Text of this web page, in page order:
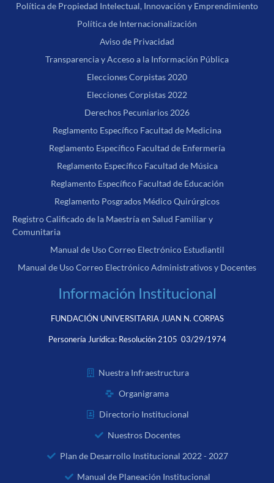
Política de Propiedad Intelectual, Innovación y Emprendimiento
Política de Internacionalización
Aviso de Privacidad
Transparencia y Acceso a la Información Pública
Elecciones Corpistas 2020
Elecciones Corpistas 2022
Derechos Pecuniarios 2026
Reglamento Específico Facultad de Medicina
Reglamento Específico Facultad de Enfermería
Reglamento Específico Facultad de Música
Reglamento Específico Facultad de Educación
Reglamento Posgrados Médico Quirúrgicos
Registro Calificado de la Maestría en Salud Familiar y
Comunitaria
Manual de Uso Correo Electrónico Estudiantil
Manual de Uso Correo Electrónico Administrativos y Docentes
Información Institucional
FUNDACIÓN UNIVERSITARIA JUAN N. CORPAS
Personería Jurídica: Resolución 2105 03/29/1974
Nuestra Infraestructura
Organigrama
Directorio Institucional
Nuestros Docentes
Plan de Desarrollo Institucional 2022 - 2027
Manual de Planeación Institucional